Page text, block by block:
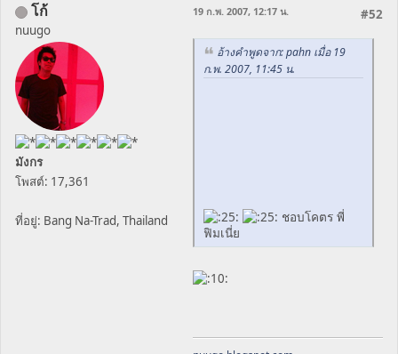
โก้
nuugo
มังกร
โพสต์: 17,361
ที่อยู่: Bang Na-Trad, Thailand
#52
19 ก.พ. 2007, 12:17 น.
อ้างคำพูดจาก: pahn เมื่อ 19
ก.พ. 2007, 11:45 น.
ชอบโคตร พี่
ฟิมเนี่ย